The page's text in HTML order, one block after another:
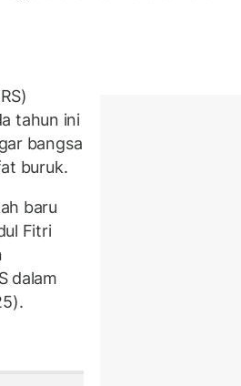
tahun ini
bangsa
buruk.
baru
Fitri
dalam